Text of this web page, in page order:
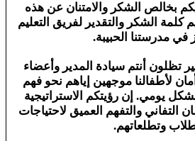
بخالص الشكر والامتنان عن هذه
كلمة الشكر والتقدير لفريق التعليم
في مدرستنا الحبيبة.
تظلون أنتم سيادة المدير وأعضاء
لأطفالنا موجهين إياهم نحو فهم
بشكل يومي. إن رؤيتكم الاستراتيجية
التفاني والتفهم العميق لاحتياجات
وتطلعاتهم.